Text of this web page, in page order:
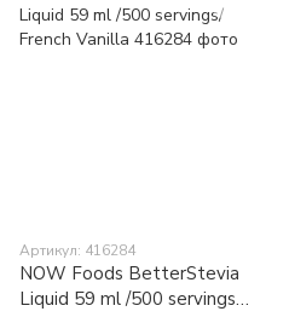
Артикул: 416284
NOW Foods BetterStevia
Liquid 59 ml /500 servings/